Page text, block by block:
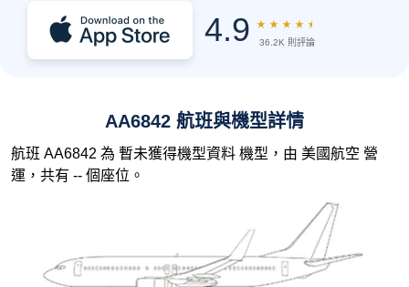
4.9 ★ ★ ★ ★ ★
36.2K 則評論
AA6842 航班與機型詳情
航班 AA6842 為 暫未獲得機型資料 機型，由 美國航空 營
運，共有 -- 個座位。